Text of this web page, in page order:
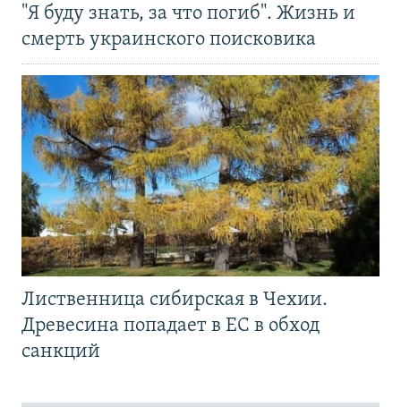
"Я буду знать, за что погиб". Жизнь и
смерть украинского поисковика
Лиственница сибирская в Чехии.
Древесина попадает в ЕС в обход
санкций